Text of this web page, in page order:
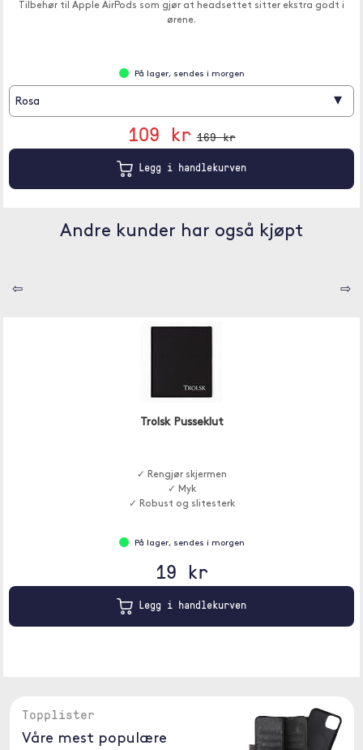
Tilbehør til Apple AirPods som gjør at headsettet sitter ekstra godt i
ørene.
På lager, sendes i morgen
Rosa ▾
109 kr 169 kr
Legg i handlekurven
Andre kunder har også kjøpt
⇦ ⇨
Trolsk Pusseklut
✓ Rengjør skjermen
✓ Myk
✓ Robust og slitesterk
På lager, sendes i morgen
19 kr
Legg i handlekurven
Topplister
Våre mest populære